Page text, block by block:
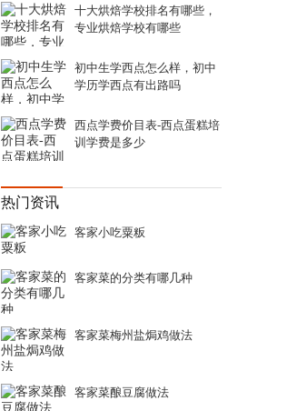
十大烘焙学校排名有哪些，
专业烘焙学校有哪些
初中生学西点怎么样，初中
学历学西点有出路吗
西点学费价目表-西点蛋糕培
训学费是多少
热门资讯
客家小吃粟粄
客家菜的分类有哪几种
客家菜梅州盐焗鸡做法
客家菜酿豆腐做法